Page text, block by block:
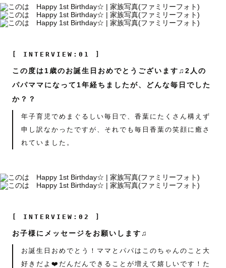
[ INTERVIEW:01 ]
この度は1歳のお誕生日おめでとうございます♫2人の
パパママになって1年経ちましたが、どんな毎日でした
か？？
年子育児でめまぐるしい毎日で、香葉にたくさん構えず
申し訳なかったですが、それでも毎日香葉の笑顔に癒さ
れていました。
[ INTERVIEW:02 ]
お子様にメッセージをお願いします♫
お誕生日おめでとう！ママとパパはこのちゃんのこと大
好きだよ❤️だんだんできることが増えて嬉しいです！た